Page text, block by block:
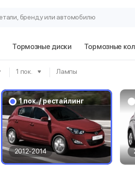
бренду или автомобилю
Тормозные диски Тормозные
1 пок. Лампы
1 пок. / рестайлинг
2012-2014